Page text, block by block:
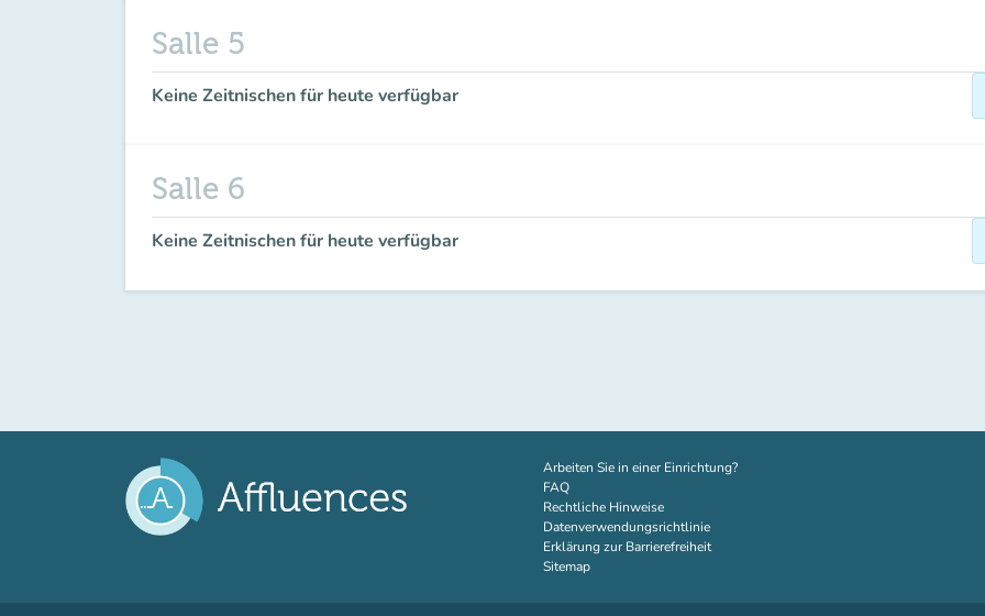
Salle 5
Keine Zeitnischen für heute verfügbar
Salle 6
Keine Zeitnischen für heute verfügbar
Arbeiten Sie in einer Einrichtung?(new tab)
FAQ
Rechtliche Hinweise
Datenverwendungsrichtlinie
Erklärung zur Barrierefreiheit
Sitemap